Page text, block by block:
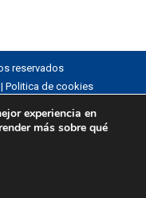
reservados
| Politica de cookies
experiencia en
más sobre qué